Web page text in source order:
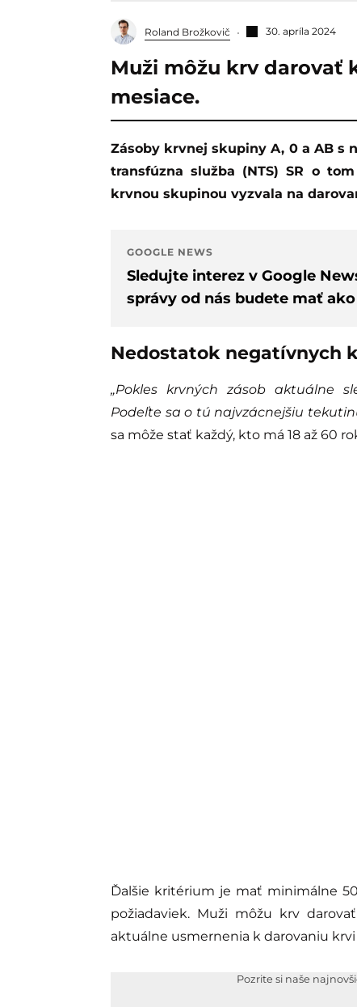
Roland Brožkovič 30. apríla 2024
Muži môžu krv darovať
mesiace.
Zásoby krvnej skupiny A, 0 a AB s negatívnym Rh faktorom sú hraničné. Národná
transfúzna služba (NTS) SR o
krvnou skupinou vyzvala na
GOOGLE NEWS
Sledujte interez v Google
správy od nás budete mať
Nedostatok negatívnych
„Pokles krvných zásob aktuálne
Podeľte sa o tú najvzácnejšiu
sa môže stať každý, kto má 18 až 60
Ďalšie kritérium je mať minimálne
požiadaviek. Muži môžu krv
aktuálne usmernenia k darovaniu
Pozrite si naše